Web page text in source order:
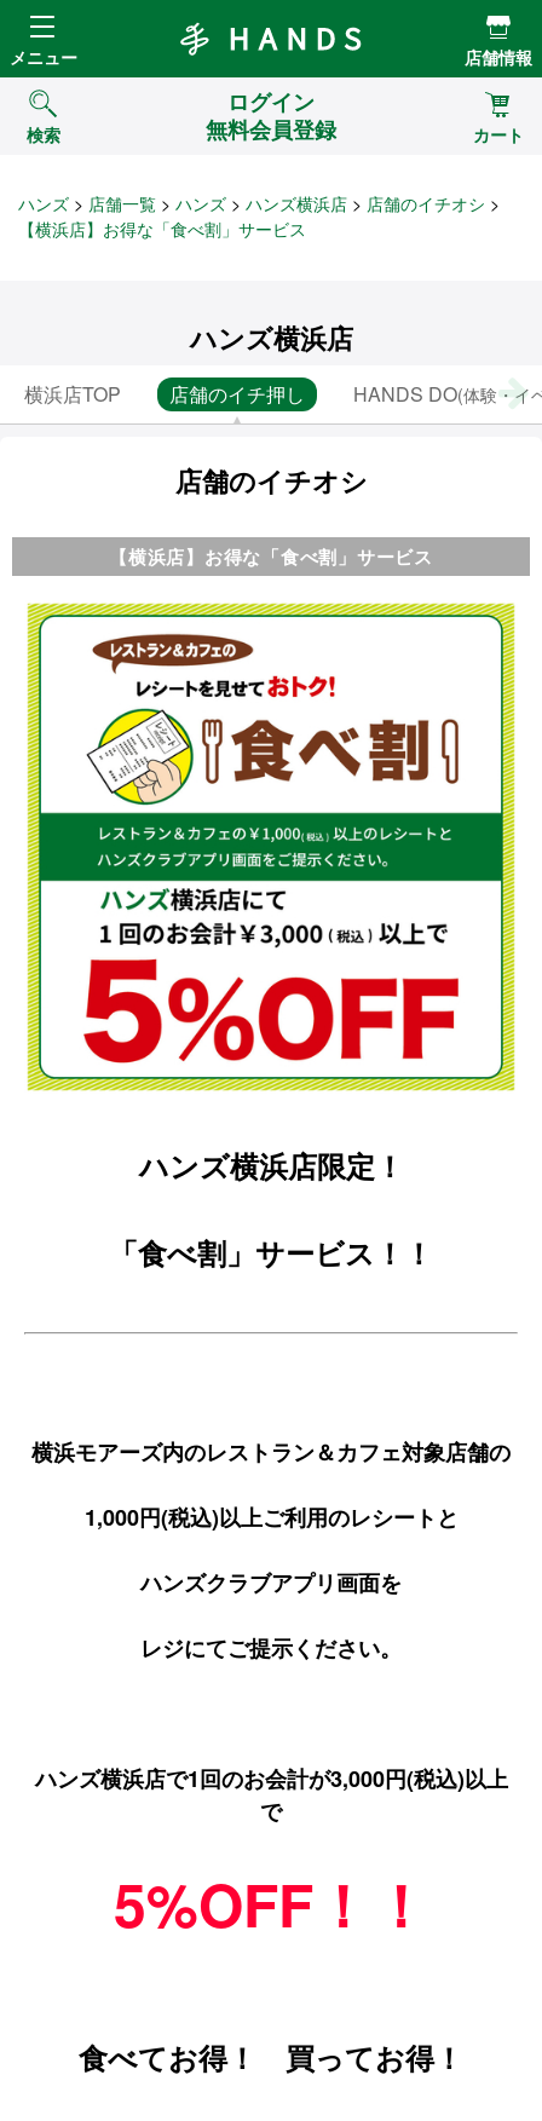
Hands ハンズ
メニュー 店舗情報
検索
ログイン
無料会員登録
カート
ハンズ 店舗一覧 ハンズ ハンズ横浜店
店舗のイチオシ
【横浜店】お得な「食べ割」サービス
ハンズ横浜店
横浜店TOP 店舗のイチ押し HANDS DO(体験・イ
店舗のイチオシ
【横浜店】お得な「食べ割」サービス
ハンズ横浜店限定！
「食べ割」サービス！！
横浜モアーズ内のレストラン＆カフェ対象店舗の
1,000円(税込)以上ご利用のレシートと
ハンズクラブアプリ画面を
レジにてご提示ください。
ハンズ横浜店で1回のお会計が3,000円(税込)以上
で
5%OFF！！
食べてお得！ 買ってお得！